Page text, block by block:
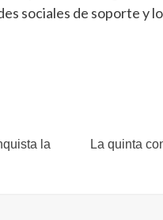
sociales de soporte y
la
La quinta